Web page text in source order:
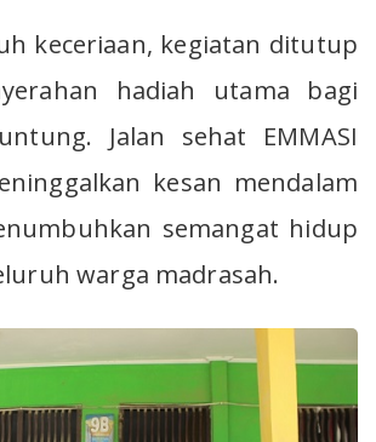
keceriaan, kegiatan ditutup
hadiah utama bagi
Jalan sehat EMMASI
kesan mendalam
semangat hidup
warga madrasah.